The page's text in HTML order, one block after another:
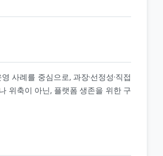
사례를 중심으로, 과장·선정성·직접
위축이 아닌, 플랫폼 생존을 위한 구